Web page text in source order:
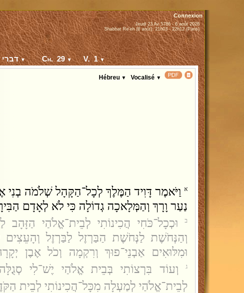
Connexion
Jeudi 23 Av 5786 - 6 août 2026
Shabbat Re'eh (8 août): 21h03 - 22h12 (Paris)
Chroniques 1 - דברי הימים א▼ Ch. 29 ▼ V. 1▼
Hébreu ▼ Vocalisé ▼
א וַיֹּאמֶר דָּוִיד הַמֶּלֶךְ לְכָל־הַקָּהָל שְׁלֹמֹה בְנִי
נַעַר וָרָךְ וְהַמְּלָאכָה גְדוֹלָה כִּי לֹא לְאָדָם
ב
וּכְכָל־כֹּחִי הֲכִינוֹתִי לְבֵית־אֱלֹהַי
וְהַנְּחֹשֶׁת לַנְּחֹשֶׁת הַבַּרְזֶל לַבַּרְזֶל וְהָעֵצִים
וּמִלּוּאִים אַבְנֵי־פוּךְ וְרִקְמָה וְכֹל אֶבֶן
ג
וְעוֹד בִּרְצוֹתִי בְּבֵית אֱלֹהַי יֶשׁ־לִי
לְבֵית־אֱלֹהַי לְמַעְלָה מִכָּל־הֲכִינוֹתִי לְבֵית